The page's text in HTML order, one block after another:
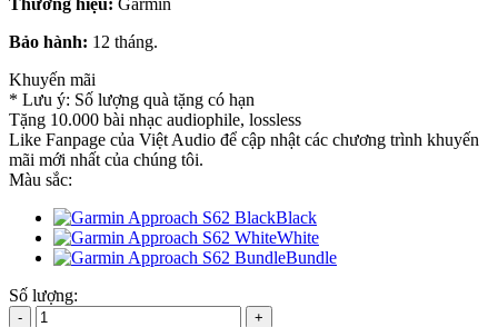
Bảo hành: 12 tháng.
Khuyến mãi
* Lưu ý: Số lượng quà tặng có hạn
Tặng 10.000 bài nhạc audiophile, lossless
Like Fanpage của Việt Audio để cập nhật các chương trình khuyến
mãi mới nhất của chúng tôi.
Màu sắc:
Black
White
Bundle
Số lượng: